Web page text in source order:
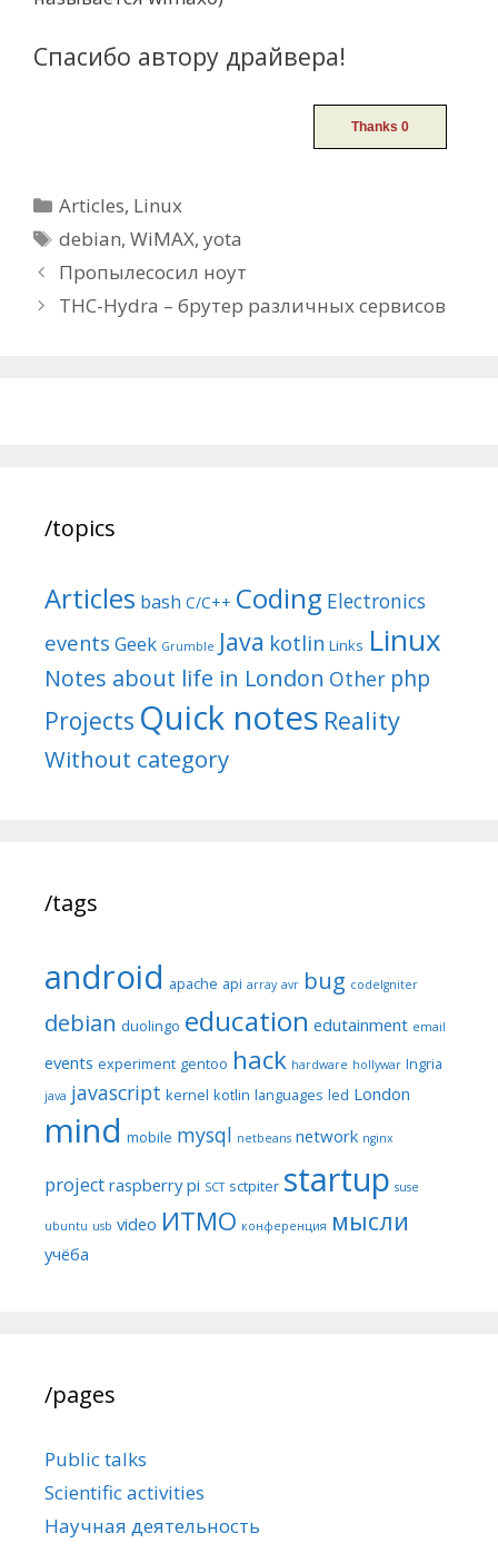
Спасибо автору драйвера!
Categories
Articles, Linux
Tags
debian,WiMAX,yota
Post
navigation
Пропылесосил ноут
THC-Hydra – брутер различных сервисов
/topics
Articles bash C/C++ Coding Electronics
events Geek Grumble Java kotlin Links Linux
Notes about life in London Other php
Projects Quick notes Reality
Without category
/tags
android apache api array avr bug codeIgniter
debian duolingo education edutainment email
events experiment gentoo hack hardware hollywar Ingria
java javascript kernel kotlin languages led London
mind mobile mysql netbeans network nginx
project raspberry pi SCT sctpiter startup suse
ubuntu usb video ИТМО конференция мысли
учёба
/pages
Public talks
Scientific activities
Научная деятельность